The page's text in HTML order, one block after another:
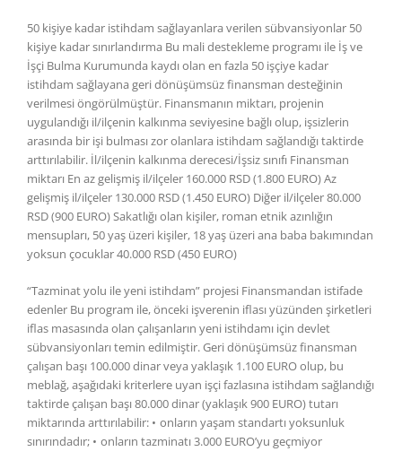
50 kişiye kadar istihdam sağlayanlara verilen sübvansiyonlar 50
kişiye kadar sınırlandırma Bu mali destekleme programı ile İş ve
İşçi Bulma Kurumunda kaydı olan en fazla 50 işçiye kadar
istihdam sağlayana geri dönüşümsüz finansman desteğinin
verilmesi öngörülmüştür. Finansmanın miktarı, projenin
uygulandığı il/ilçenin kalkınma seviyesine bağlı olup, işsizlerin
arasında bir işi bulması zor olanlara istihdam sağlandığı taktirde
arttırılabilir. İl/ilçenin kalkınma derecesi/İşsiz sınıfı Finansman
miktarı En az gelişmiş il/ilçeler 160.000 RSD (1.800 EURO) Az
gelişmiş il/ilçeler 130.000 RSD (1.450 EURO) Diğer il/ilçeler 80.000
RSD (900 EURO) Sakatlığı olan kişiler, roman etnik azınlığın
mensupları, 50 yaş üzeri kişiler, 18 yaş üzeri ana baba bakımından
yoksun çocuklar 40.000 RSD (450 EURO)
“Tazminat yolu ile yeni istihdam” projesi Finansmandan istifade
edenler Bu program ile, önceki işverenin iflası yüzünden şirketleri
iflas masasında olan çalışanların yeni istihdamı için devlet
sübvansiyonları temin edilmiştir. Geri dönüşümsüz finansman
çalışan başı 100.000 dinar veya yaklaşık 1.100 EURO olup, bu
meblağ, aşağıdaki kriterlere uyan işçi fazlasına istihdam sağlandığı
taktirde çalışan başı 80.000 dinar (yaklaşık 900 EURO) tutarı
miktarında arttırılabilir: • onların yaşam standartı yoksunluk
sınırındadır; • onların tazminatı 3.000 EURO’yu geçmiyor